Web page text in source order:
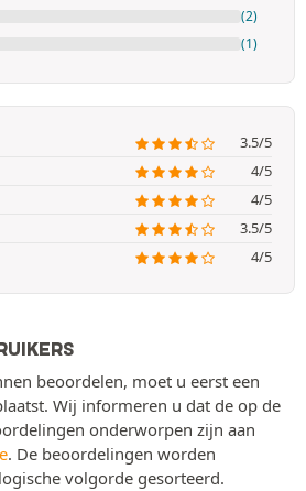
(2)
(1)
3.5/5
4/5
4/5
3.5/5
4/5
beoordelen, moet u eerst een
Wij informeren u dat de op de
onderworpen zijn aan
. De beoordelingen worden
volgorde gesorteerd.